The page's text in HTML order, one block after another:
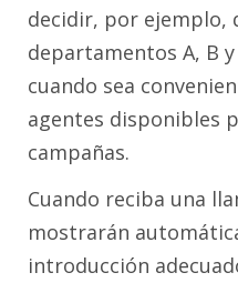
decidir, por ejemplo,
departamentos A, B
cuando sea
agentes disponibles
campañas.
Cuando reciba una
mostrarán
introducción